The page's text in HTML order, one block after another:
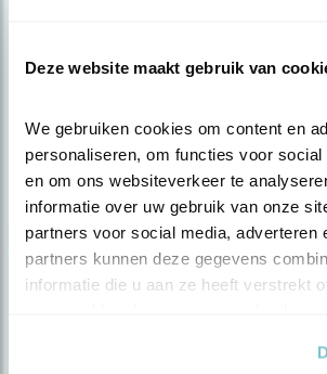
Deze website maakt gebruik van
We gebruiken cookies om content en
personaliseren, om functies voor social
en om ons websiteverkeer te
informatie over uw gebruik van onze
partners voor social media, adverteren
partners kunnen deze gegevens
informatie die u aan ze heeft verstrekt